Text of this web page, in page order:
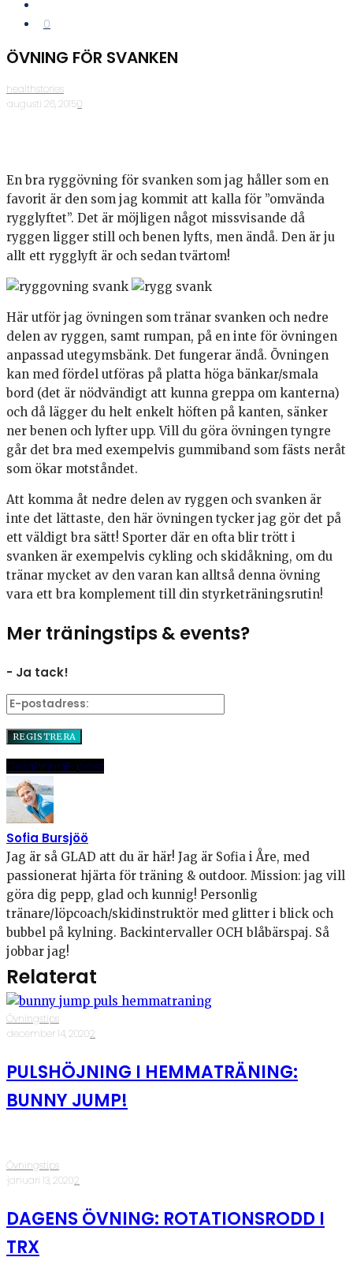
0
ÖVNING FÖR SVANKEN
healthstories
·augusti 26, 2015·0
En bra ryggövning för svanken som jag håller som en
favorit är den som jag kommit att kalla för ”omvända
rygglyftet”. Det är möjligen något missvisande då
ryggen ligger still och benen lyfts, men ändå. Den är ju
allt ett rygglyft är och sedan tvärtom!
Här utför jag övningen som tränar svanken och nedre
delen av ryggen, samt rumpan, på en inte för övningen
anpassad utegymsbänk. Det fungerar ändå. Övningen
kan med fördel utföras på platta höga bänkar/smala
bord (det är nödvändigt att kunna greppa om kanterna)
och då lägger du helt enkelt höften på kanten, sänker
ner benen och lyfter upp. Vill du göra övningen tyngre
går det bra med exempelvis gummiband som fästs neråt
som ökar motståndet.
Att komma åt nedre delen av ryggen och svanken är
inte det lättaste, den här övningen tycker jag gör det på
ett väldigt bra sätt! Sporter där en ofta blir trött i
svanken är exempelvis cykling och skidåkning, om du
tränar mycket av den varan kan alltså denna övning
vara ett bra komplement till din styrketräningsrutin!
Mer träningstips & events?
- Ja tack!
DelaPinnaE-post
Sofia Bursjöö
Jag är så GLAD att du är här! Jag är Sofia i Åre, med
passionerat hjärta för träning & outdoor. Mission: jag vill
göra dig pepp, glad och kunnig! Personlig
tränare/löpcoach/skidinstruktör med glitter i blick och
bubbel på kylning. Backintervaller OCH blåbärspaj. Så
jobbar jag!
Relaterat
Övningstips
·december 14, 2020·2
PULSHÖJNING I HEMMATRÄNING:
BUNNY JUMP!
Övningstips
·januari 13, 2020·2
DAGENS ÖVNING: ROTATIONSRODD I
TRX